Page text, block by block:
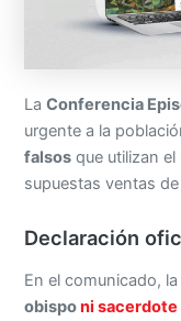
LaConferencia
urgente a la
falsos que utilizan
supuestas ventas
Declaración
En el comunicado,
obisponi sacerdote